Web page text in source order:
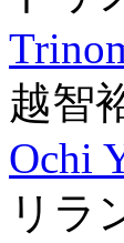
越智
Ochi
リラ